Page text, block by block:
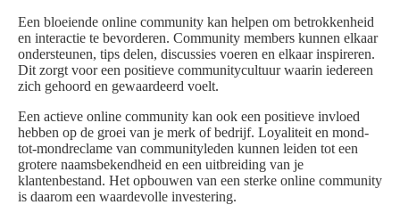
Een bloeiende online community kan helpen om betrokkenheid
en interactie te bevorderen. Community members kunnen elkaar
ondersteunen, tips delen, discussies voeren en elkaar inspireren.
Dit zorgt voor een positieve communitycultuur waarin iedereen
zich gehoord en gewaardeerd voelt.
Een actieve online community kan ook een positieve invloed
hebben op de groei van je merk of bedrijf. Loyaliteit en mond-
tot-mondreclame van communityleden kunnen leiden tot een
grotere naamsbekendheid en een uitbreiding van je
klantenbestand. Het opbouwen van een sterke online community
is daarom een waardevolle investering.